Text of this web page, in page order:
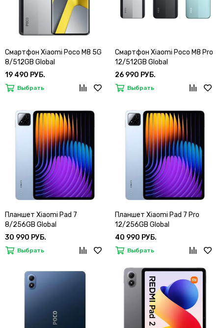
Смартфон Xiaomi Poco M8 5G
8/512GB Global
19 490 РУБ.
Выбрать
Смартфон Xiaomi Poco M8 Pro
12/512GB Global
26 990 РУБ.
Выбрать
Планшет Xiaomi Pad 7
8/256GB Global
30 990 РУБ.
Выбрать
Планшет Xiaomi Pad 7 Pro
12/256GB Global
40 990 РУБ.
Выбрать